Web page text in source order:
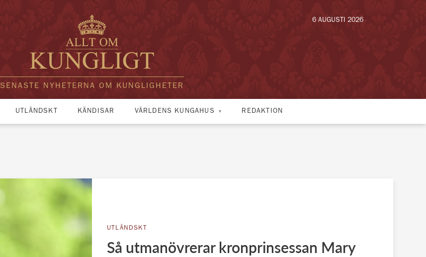
SENASTE NYHETERNA OM KUNGLIGHETER
6 AUGUSTI 2026
UTLÄNDSKT KÄNDISAR VÄRLDENS KUNGAHUS REDAKTION
UTLÄNDSKT
Så utmanövrerar kronprinsessan Mary